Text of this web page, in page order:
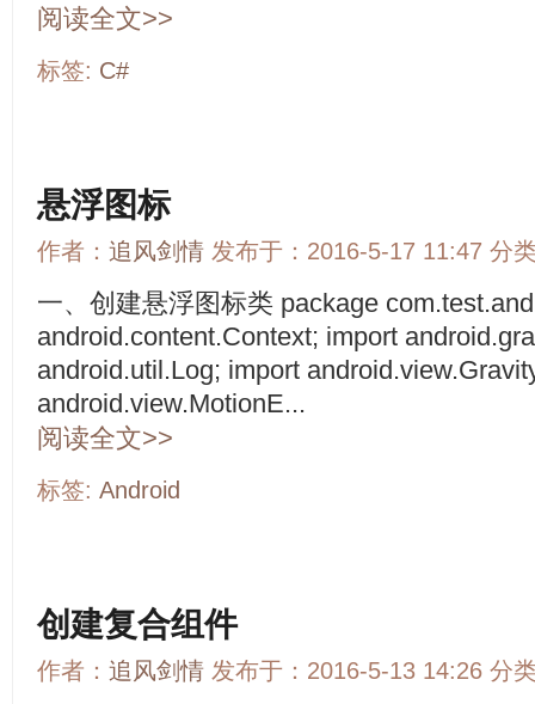
阅读全文>>
标签: C#
悬浮图标
作者： 追风剑情 发布于：2016-5-17 11:47 分
一、创建悬浮图标类 package
android.content.Context; import
android.util.Log; import
android.view.MotionE...
阅读全文>>
标签: Android
创建复合组件
作者： 追风剑情 发布于：2016-5-13 14:26 分